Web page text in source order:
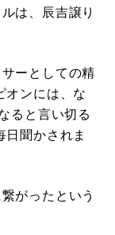
は、辰吉譲り
ーとしての精
オンには、な
ると言い切る
日聞かされま
がったという